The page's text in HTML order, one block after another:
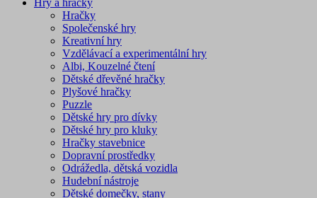
Hry a hračky
Hračky
Společenské hry
Kreativní hry
Vzdělávací a experimentální hry
Albi, Kouzelné čtení
Dětské dřevěné hračky
Plyšové hračky
Puzzle
Dětské hry pro dívky
Dětské hry pro kluky
Hračky stavebnice
Dopravní prostředky
Odrážedla, dětská vozidla
Hudební nástroje
Dětské domečky, stany